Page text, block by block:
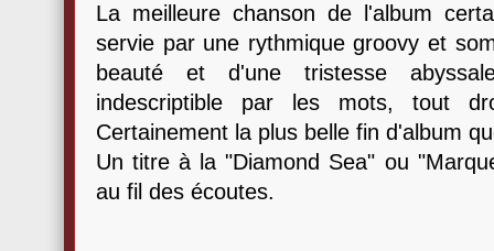
La meilleure chanson de l'album
servie par une rythmique groovy et
beauté et d'une tristesse
indescriptible par les mots, tout
Certainement la plus belle fin d'album
Un titre à la "Diamond Sea" ou
au fil des écoutes.